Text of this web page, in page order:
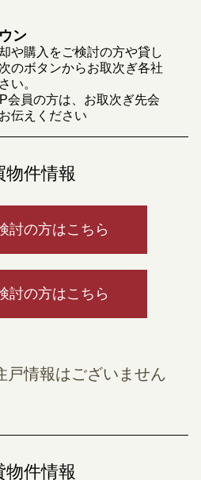
ン
や購入をご検討の方や貸し
のボタンからお取次ぎ各社
い。
員の方は、お取次ぎ先会
伝えください
物件情報
討の方はこちら
討の方はこちら
戸情報はございません
物件情報